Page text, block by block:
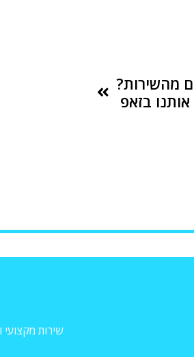
מהשירות?
אותנו בזאפ
שירות מקצועי